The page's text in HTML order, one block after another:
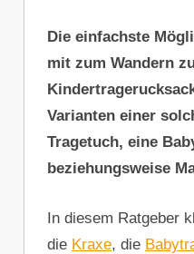
Die einfachste
mit zum Wandern
Varianten einer
Tragetuch, eine
beziehungsweise
In diesem Ratgeber
die Kraxe, die